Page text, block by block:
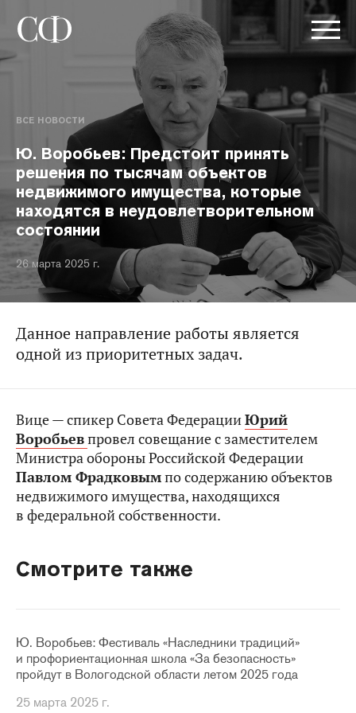
ВСЕ НОВОСТИ
Ю. Воробьев: Предстоит принять
решения по тысячам объектов
недвижимого имущества, которые
находятся в неудовлетворительном
состоянии
26 марта 2025 г.
Данное направление работы является
одной из приоритетных задач.
Вице — спикер Совета ФедерацииЮрий
Воробьевпровел совещание с заместителем
Министра обороны Российской Федерации
Павлом Фрадковымпо содержанию объектов
недвижимого имущества, находящихся
в федеральной собственности.
Смотрите также
Ю. Воробьев: Фестиваль «Наследники традиций»
и профориентационная школа «За безопасность»
пройдут в Вологодской области летом 2025 года
25 марта 2025 г.